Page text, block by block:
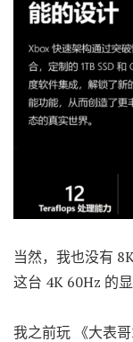
当然，我也没有
这台 4K 60Hz 的
我之前玩 《大表